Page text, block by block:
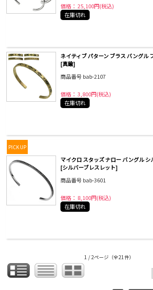
価格： 25,100円(税込)
在庫切れ
ネイティブ パターン ブラス バングル
[真鍮]
商品番号 bab-2107
価格： 3,800円(税込)
在庫切れ
PICK UP
マイクロ スタッズ ナロー バングル シ
[シルバーブレスレット]
商品番号 bab-3601
価格： 8,100円(税込)
在庫切れ
1 / 2ページ （全21件）